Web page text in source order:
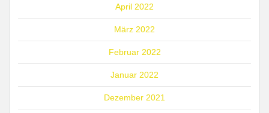
April 2022
März 2022
Februar 2022
Januar 2022
Dezember 2021